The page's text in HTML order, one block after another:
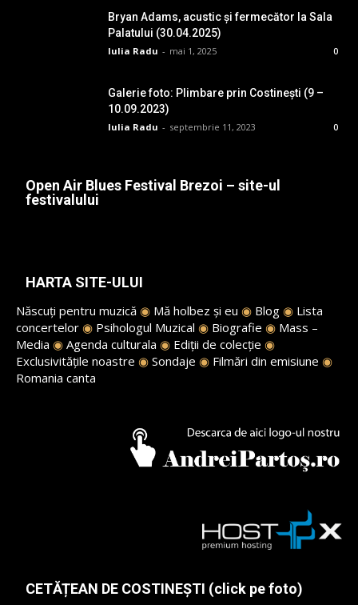
Bryan Adams, acustic și fermecător la Sala
Palatului (30.04.2025)
Iulia Radu - mai 1, 2025 0
Galerie foto: Plimbare prin Costinești (9 –
10.09.2023)
Iulia Radu - septembrie 11, 2023 0
Open Air Blues Festival Brezoi – site-ul
festivalului
HARTA SITE-ULUI
Născuți pentru muzică ◉ Mă holbez și eu ◉ Blog ◉ Lista
concertelor ◉ Psihologul Muzical ◉ Biografie ◉ Mass –
Media ◉ Agenda culturala ◉ Ediții de colecție ◉
Exclusivitățile noastre ◉ Sondaje ◉ Filmări din emisiune ◉
Romania canta
CETĂȚEAN DE COSTINEȘTI (click pe foto)